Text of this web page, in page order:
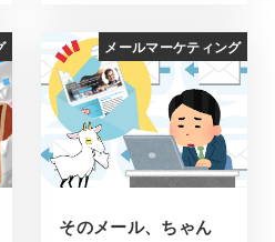
メールマーケティング
そのメール、ちゃん